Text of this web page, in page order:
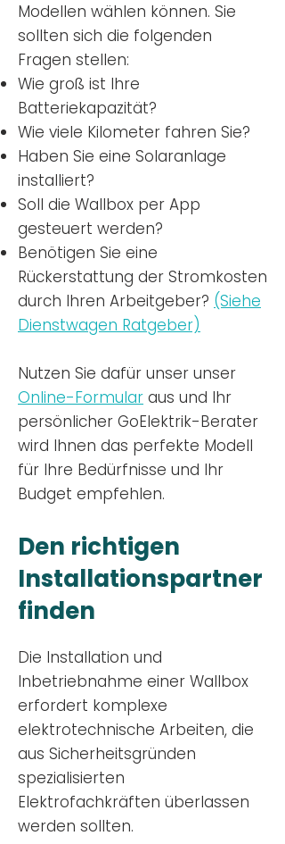
Modellen wählen können. Sie
sollten sich die folgenden
Fragen stellen:
Wie groß ist Ihre
Batteriekapazität?
Wie viele Kilometer fahren Sie?
Haben Sie eine Solaranlage
installiert?
Soll die Wallbox per App
gesteuert werden?
Benötigen Sie eine
Rückerstattung der Stromkosten
durch Ihren Arbeitgeber? (Siehe
Dienstwagen Ratgeber)
Nutzen Sie dafür unser unser
Online-Formular aus und Ihr
persönlicher GoElektrik-Berater
wird Ihnen das perfekte Modell
für Ihre Bedürfnisse und Ihr
Budget empfehlen.
Den richtigen
Installationspartner
finden
Die Installation und
Inbetriebnahme einer Wallbox
erfordert komplexe
elektrotechnische Arbeiten, die
aus Sicherheitsgründen
spezialisierten
Elektrofachkräften überlassen
werden sollten.